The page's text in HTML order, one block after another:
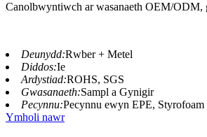
Canolbwyntiwch ar wasanaeth OEM/ODM,
Deunydd:Rwber + Metel
Diddos:Ie
Ardystiad:ROHS, SGS
Gwasanaeth:Sampl a Gynigir
Pecynnu:Pecynnu ewyn EPE, Styrofoam
Ymholi nawr